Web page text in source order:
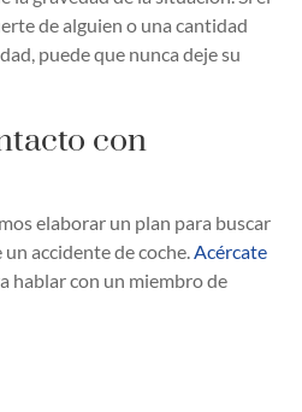
de alguien o una cantidad
puede que nunca deje su
con
elaborar un plan para buscar
accidente de coche. Acércate
hablar con un miembro de